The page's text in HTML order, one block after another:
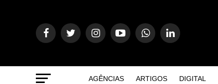
AGÊNCIAS ARTIGOS DIGITAL